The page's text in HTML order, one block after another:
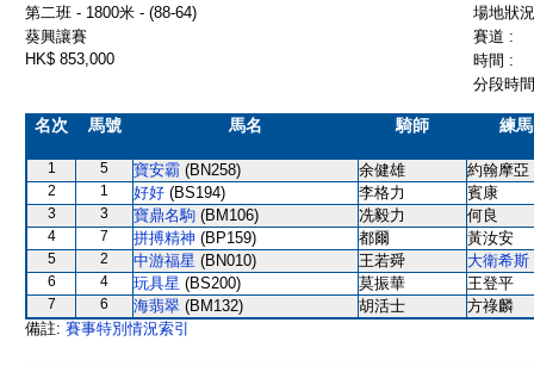
第二班 - 1800米 - (88-64)
場地狀
葵興讓賽
賽道 :
HK$ 853,000
時間 :
分段時
名次 馬號 馬名 騎師 練
1 5 寶安霸 (BN258) 余健雄 約翰摩亞
2 1 好好 (BS194) 李格力 賓康
3 3 寶鼎名駒 (BM106) 冼毅力 何良
4 7 拼搏精神 (BP159) 都爾 黃汝安
5 2 中游福星 (BN010) 王若舜 大衛希斯
6 4 玩具星 (BS200) 莫振華 王登平
7 6 海翡翠 (BM132) 胡活士
方祿麟
備註: 賽事特別情況索引